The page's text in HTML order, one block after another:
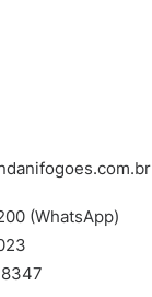
(WhatsApp)